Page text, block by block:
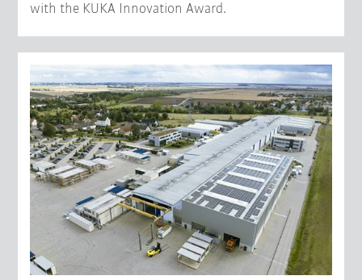
with the KUKA Innovation Award.